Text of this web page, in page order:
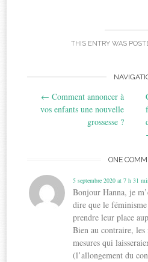
THIS ENTRY WAS
navigation
← Comment annoncer à
vos enfants une nouvelle
grossesse ?
ONE
5 septembre 2020 at 7 h 31
Bonjour Hanna, je
dire que le féminisme
prendre leur place
Bien au contraire,
mesures qui
(l’allongement du